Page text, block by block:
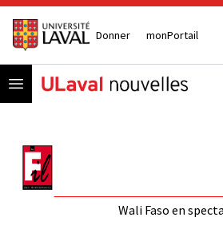
Donner monPortail
Open menu
Wali Faso en